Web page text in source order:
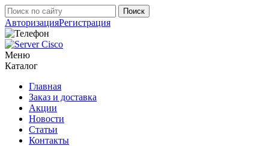
АвторизацияРегистрация
Меню
Каталог
Главная
Заказ и доставка
Акции
Новости
Статьи
Контакты